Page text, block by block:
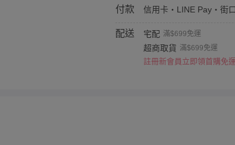
付款 信用卡・LINE Pay・街
配送 宅配 滿$699免運
超商取貨 滿$699免運
註冊新會員立即領首購免